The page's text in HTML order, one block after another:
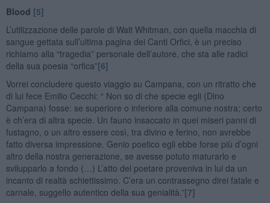
Blood [5]
L’utilizzazione delle parole di Walt Whitman, con quella macchia di
sangue gettata sull’ultima pagina dei Canti Orfici, è un preciso
richiamo alla “tragedia” personale dell’autore, che sta alle radici
della sua poesia “orfica”[6]
Vorrei concludere questo viaggio su Campana, con un ritratto che
di lui fece Emilio Cecchi: “ Non so di che specie egli (Dino
Campana) fosse: se superiore o inferiore alla comune nostra; certo
è ch’era di altra specie. Un fauno insaccato in quei miseri panni di
fustagno, o un altro essere così, tra divino e ferino, non avrebbe
fatto diversa impressione. Genio poetico egli ebbe forse più d’ogni
altro della nostra generazione, se avesse potuto maturarlo e
svilupparlo a fondo (…) L’atto del poetare proveniva in lui da un
incanto di realtà schiettissimo. C’era un contrassegno direi fatale e
carnale, suggello autentico della sua genialità.”[7]